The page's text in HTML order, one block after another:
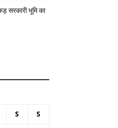
सरकारी भूमि का
S S